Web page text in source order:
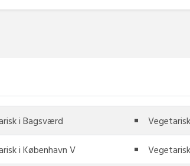
i Bagsværd
i København V